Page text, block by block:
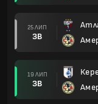
25 ЛИП
ЗВ
19 ЛИП
ЗВ